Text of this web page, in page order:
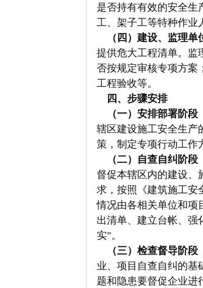
是否持有有效的安全生
工、架子工等特种作业
（四）建设、监理单
提供危大工程清单。监
否按规定审核专项方案
工程验收等。
四、步骤安排
（一）安排部署阶段
辖区建设施工安全生产
策，制定专项行动工作
（二）自查自纠阶段
督促本辖区内的建设、
求，按照《建筑施工安
情况由各相关单位和项
出清单、建立台帐、强
实”。
（三）检查督导阶段
业、项目自查自纠的基
题和隐患要督促企业进